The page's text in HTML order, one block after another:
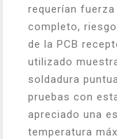
requerían
completo,
de la PCB
utilizado
soldadura
pruebas con
apreciado una
temperatura